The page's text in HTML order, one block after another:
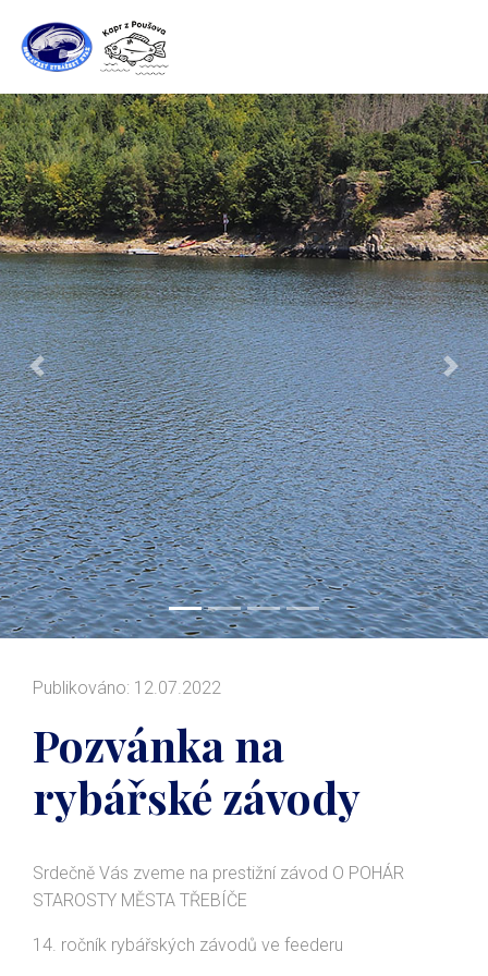
Předchozí Další
Publikováno: 12.07.2022
Pozvánka na
rybářské závody
Srdečně Vás zveme na prestižní závod O POHÁR
STAROSTY MĚSTA TŘEBÍČE
14. ročník rybářských závodů ve feederu